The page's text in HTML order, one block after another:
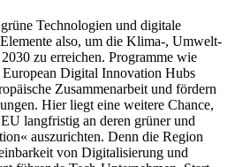
Technologien und digitale
also, um die Klima-, Umwelt-
zu errei­chen. Programme wie
Digital Innovation Hubs
Zusam­menarbeit und fördern
Hier liegt eine weitere Chance,
langfristig an deren grüner und
auszurichten. Denn die Region
von Digitalisierung und